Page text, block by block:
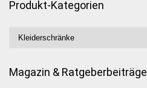
Produkt-Kategorien
Magazin & Ratgeberbeiträge